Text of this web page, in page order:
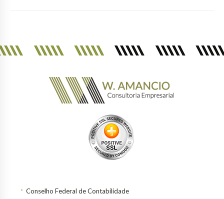
Conselho Federal de Contabilidade